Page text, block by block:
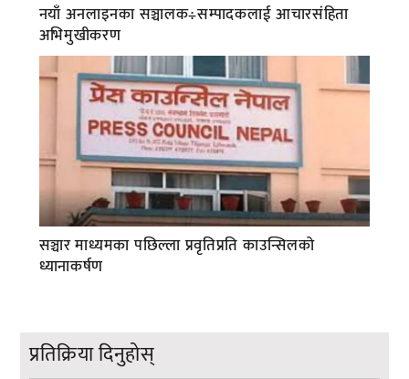
नयाँ अनलाइनका सञ्चालक÷सम्पादकलाई आचारसंहिता
अभिमुखीकरण
सञ्चार माध्यमका पछिल्ला प्रवृतिप्रति काउन्सिलको
ध्यानाकर्षण
प्रतिक्रिया दिनुहोस्